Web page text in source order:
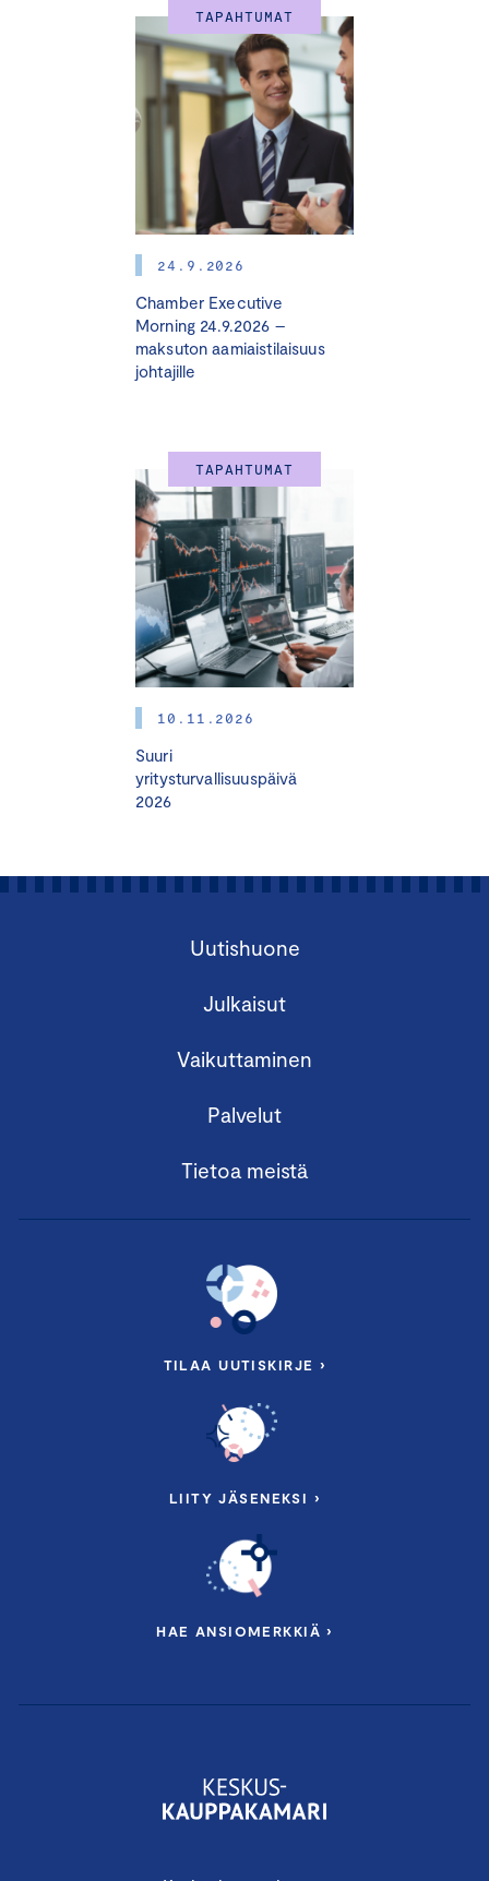
TAPAHTUMAT
24.9.2026
Chamber Executive
Morning 24.9.2026 –
maksuton aamiaistilaisuus
johtajille
TAPAHTUMAT
10.11.2026
Suuri
yritysturvallisuuspäivä
2026
Uutishuone
Julkaisut
Vaikuttaminen
Palvelut
Tietoa meistä
TILAA UUTISKIRJE ›
LIITY JÄSENEKSI ›
HAE ANSIOMERKKIÄ ›